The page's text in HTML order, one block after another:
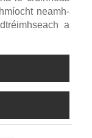
neamh-
a